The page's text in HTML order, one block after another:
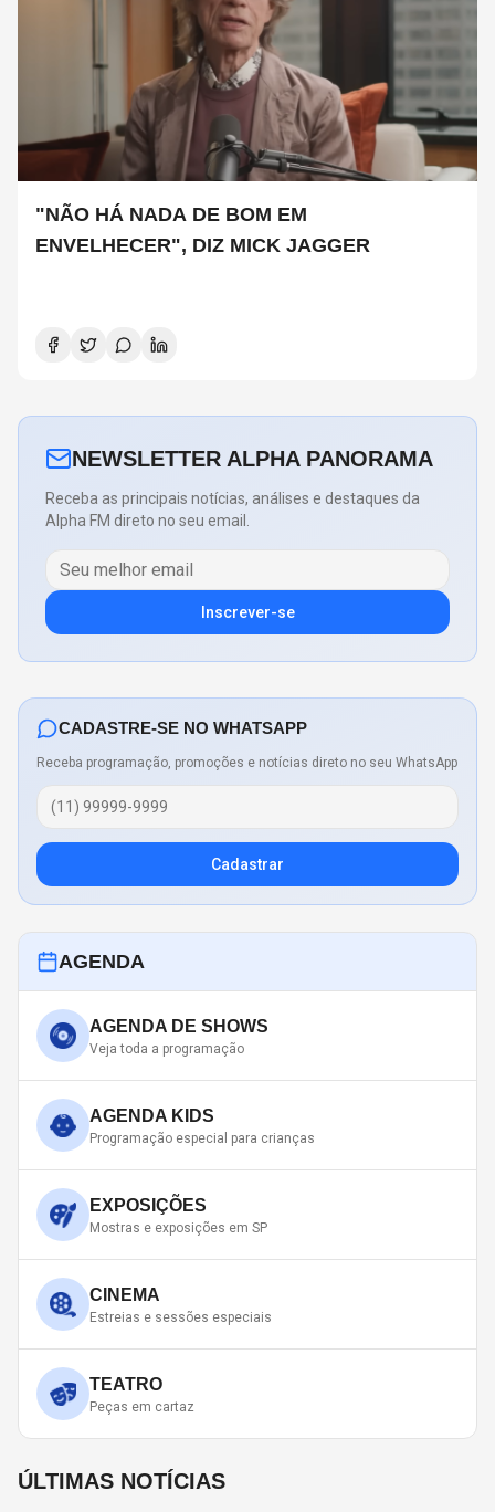
"NÃO HÁ NADA DE BOM EM
ENVELHECER", DIZ MICK JAGGER
NEWSLETTER ALPHA PANORAMA
Receba as principais notícias, análises e destaques da
Alpha FM direto no seu email.
Inscrever-se
CADASTRE-SE NO WHATSAPP
Receba programação, promoções e notícias direto no seu WhatsApp
Cadastrar
AGENDA
AGENDA DE SHOWS
Veja toda a programação
AGENDA KIDS
Programação especial para crianças
EXPOSIÇÕES
Mostras e exposições em SP
CINEMA
Estreias e sessões especiais
TEATRO
Peças em cartaz
ÚLTIMAS NOTÍCIAS